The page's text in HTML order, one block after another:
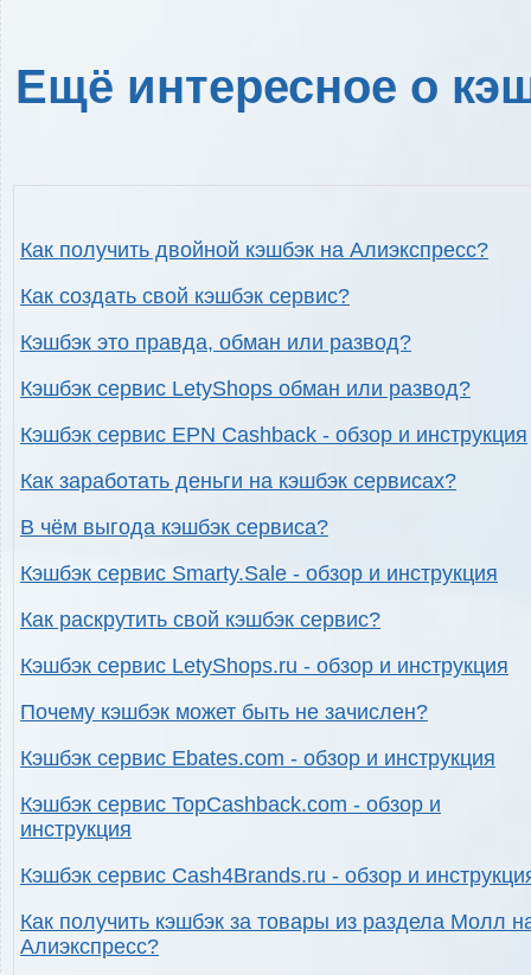
Ещё интересное о
Как получить двойной кэшбэк на Алиэкспресс?
Как создать свой кэшбэк сервис?
Кэшбэк это правда, обман или развод?
Кэшбэк сервис LetyShops обман или развод?
Кэшбэк сервис EPN Cashback - обзор и инструкция
Как заработать деньги на кэшбэк сервисах?
В чём выгода кэшбэк сервиса?
Кэшбэк сервис Smarty.Sale - обзор и инструкция
Как раскрутить свой кэшбэк сервис?
Кэшбэк сервис LetyShops.ru - обзор и инструкция
Почему кэшбэк может быть не зачислен?
Кэшбэк сервис Ebates.com - обзор и инструкция
Кэшбэк сервис TopCashback.com - обзор и
инструкция
Кэшбэк сервис Cash4Brands.ru - обзор и
Как получить кэшбэк за товары из раздела Молл
Алиэкспресс?